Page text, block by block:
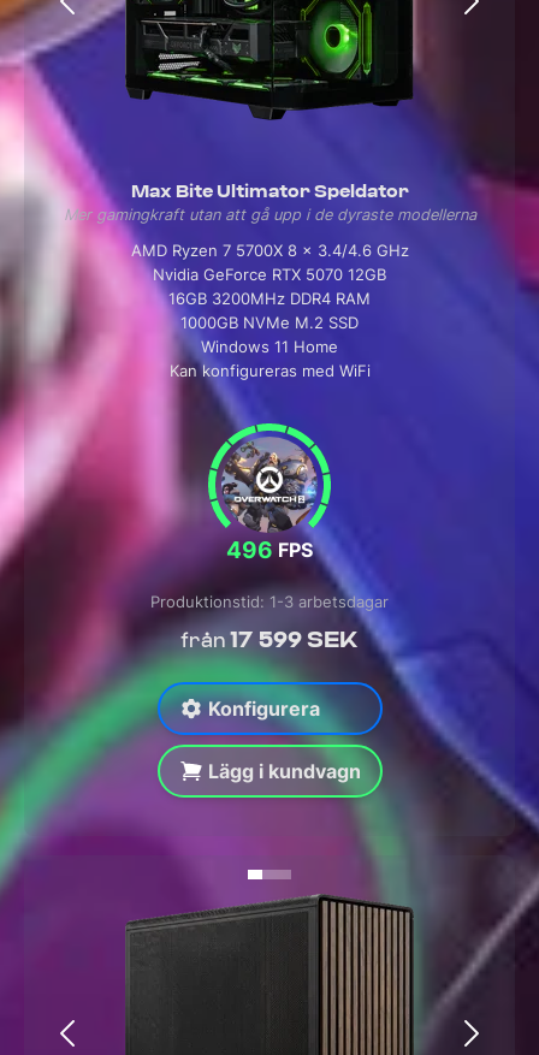
Max Bite Ultimator Speldator
Mer gamingkraft utan att gå upp i de dyraste modellerna
AMD Ryzen 7 5700X 8 x 3.4/4.6 GHz
Nvidia GeForce RTX 5070 12GB
16GB 3200MHz DDR4 RAM
1000GB NVMe M.2 SSD
Windows 11 Home
Kan konfigureras med WiFi
496 FPS
från 17 599 SEK
Produktionstid: 1-3 arbetsdagar
Konfigurera
Lägg i kundvagn